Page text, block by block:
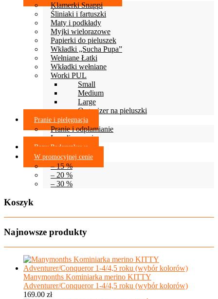
Klamerki Snappi
Śliniaki i fartuszki
Maty i podkłady
Myjki wielorazowe
Papierki do pieluszek
Wkładki „Sucha Pupa”
Wełniane Łatki
Wkładki wełniane
Worki PUL
Small
Medium
Large
Organizer na pieluszki
Pranie i pielęgnacja
Pranie i odplamianie
Lanolinowanie
Bony Podarunkowe
W promocyjnej cenie
– 15 %
– 20 %
– 30 %
Koszyk
Najnowsze produkty
Manymonths Kominiarka merino KITTY
Adventurer/Conqueror 1-4/4,5 roku (wybór kolorów)
169.00 zł